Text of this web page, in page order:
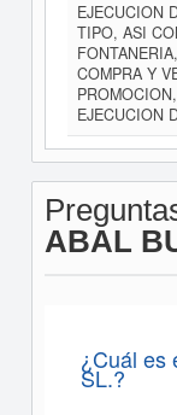
EJECUCION
TIPO, ASI
COMPRA Y
EJECUCION
ABAL
¿Cuál es
SL.?